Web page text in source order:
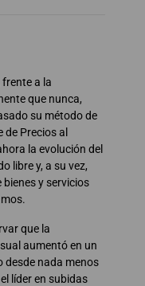
a la
que nunca,
su método de
Precios al
la evolución del
libre y, a su vez,
y servicios
que la
aumentó en un
desde nada menos
líder en subidas